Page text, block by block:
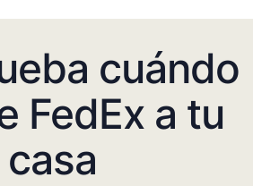
cuándo
FedEx a tu
casa